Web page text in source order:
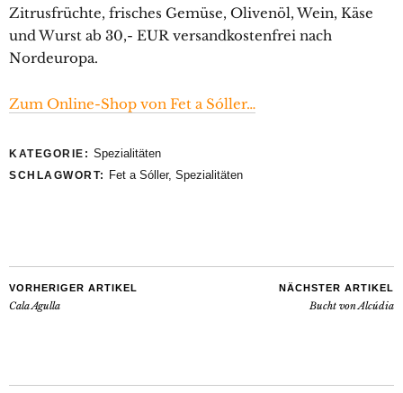
Zitrusfrüchte, frisches Gemüse, Olivenöl, Wein, Käse
und Wurst ab 30,- EUR versandkostenfrei nach
Nordeuropa.
Zum Online-Shop von Fet a Sóller…
KATEGORIE: Spezialitäten
SCHLAGWORT: Fet a Sóller, Spezialitäten
VORHERIGER ARTIKEL
Cala Agulla
NÄCHSTER ARTIKEL
Bucht von Alcúdia